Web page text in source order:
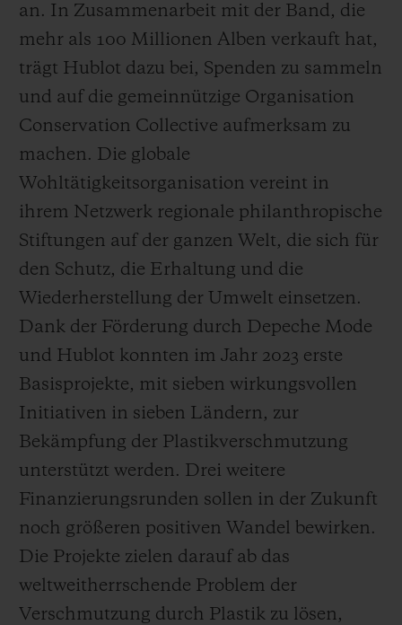
an. In Zusammenarbeit mit der Band, die
mehr als 100 Millionen Alben verkauft hat,
trägt Hublot dazu bei, Spenden zu sammeln
und auf die gemeinnützige Organisation
Conservation Collective aufmerksam zu
machen. Die globale
Wohltätigkeitsorganisation vereint in
ihrem Netzwerk regionale philanthropische
Stiftungen auf der ganzen Welt, die sich für
den Schutz, die Erhaltung und die
Wiederherstellung der Umwelt einsetzen.
Dank der Förderung durch Depeche Mode
und Hublot konnten im Jahr 2023 erste
Basisprojekte, mit sieben wirkungsvollen
Initiativen in sieben Ländern, zur
Bekämpfung der Plastikverschmutzung
unterstützt werden. Drei weitere
Finanzierungsrunden sollen in der Zukunft
noch größeren positiven Wandel bewirken.
Die Projekte zielen darauf ab das
weltweitherrschende Problem der
Verschmutzung durch Plastik zu lösen,